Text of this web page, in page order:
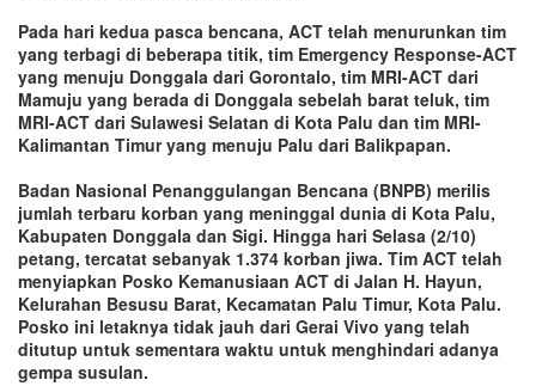
Pada hari kedua pasca bencana, ACT telah menurunkan tim
yang terbagi di beberapa titik, tim Emergency Response-ACT
yang menuju Donggala dari Gorontalo, tim MRI-ACT dari
Mamuju yang berada di Donggala sebelah barat teluk, tim
MRI-ACT dari Sulawesi Selatan di Kota Palu dan tim MRI-
Kalimantan Timur yang menuju Palu dari Balikpapan.
Badan Nasional Penanggulangan Bencana (BNPB) merilis
jumlah terbaru korban yang meninggal dunia di Kota Palu,
Kabupaten Donggala dan Sigi. Hingga hari Selasa (2/10)
petang, tercatat sebanyak 1.374 korban jiwa. Tim ACT telah
menyiapkan Posko Kemanusiaan ACT di Jalan H. Hayun,
Kelurahan Besusu Barat, Kecamatan Palu Timur, Kota Palu.
Posko ini letaknya tidak jauh dari Gerai Vivo yang telah
ditutup untuk sementara waktu untuk menghindari adanya
gempa susulan.